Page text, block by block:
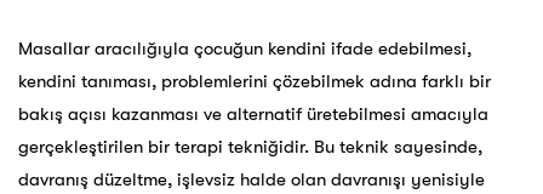
Masallar aracılığıyla çocuğun kendini ifade edebilmesi,
kendini tanıması, problemlerini çözebilmek adına farklı bir
bakış açısı kazanması ve alternatif üretebilmesi amacıyla
gerçekleştirilen bir terapi tekniğidir. Bu teknik sayesinde,
davranış düzeltme, işlevsiz halde olan davranışı yenisiyle